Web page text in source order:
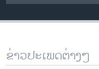
ຂ່າວປະເພດຕ່າງໆ